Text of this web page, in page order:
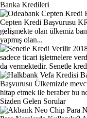
Banka Kredileri
Cepten Kredi Başvurusu
gelişmekte olan ülkemiz
yapmış olan...
sadece ticari işletmelere
da vermektedir. Senetle
Başvurusu Ülkemizde
hitap etmek ile beraber bu
Sizden Gelen Sorular